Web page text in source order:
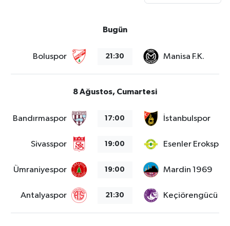
Bugün
Boluspor 21:30 Manisa F.K.
8 Ağustos, Cumartesi
Bandırmaspor 17:00 İstanbulspor
Sivasspor 19:00 Esenler Erokspor
Ümraniyespor 19:00 Mardin 1969
Antalyaspor 21:30 Keçiörengücü